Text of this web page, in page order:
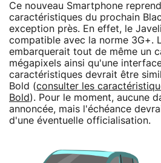
Ce nouveau Smartphone
caractéristiques du prochain
exception près. En effet, le
compatible avec la norme 3G+.
embarquerait tout de même un
mégapixels ainsi qu'une
caractéristiques devrait être
Bold (consulter les
Bold). Pour le moment, aucune
annoncée, mais l'échéance
d'une éventuelle officialisation.